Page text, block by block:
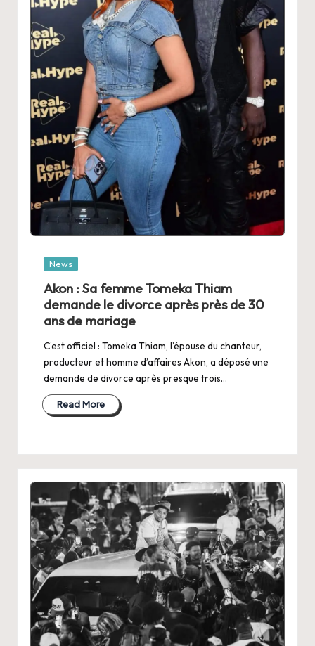
Posted
News
Akon : Sa femme Tomeka Thiam
demande le divorce après près de 30
ans de mariage
C’est officiel : Tomeka Thiam, l’épouse du chanteur,
producteur et homme d’affaires Akon, a déposé une
demande de divorce après presque trois…
Read More